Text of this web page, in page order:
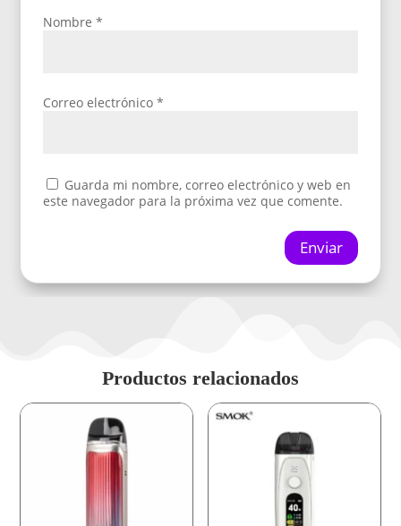
Nombre*
Correo electrónico*
Guarda mi nombre, correo electrónico y web en
este navegador para la próxima vez que comente.
Enviar
Productos relacionados